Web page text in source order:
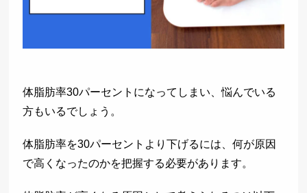
体脂肪率30パーセントになってしまい、悩んでいる
方もいるでしょう。
体脂肪率を30パーセントより下げるには、何が原因
で高くなったのかを把握する必要があります。